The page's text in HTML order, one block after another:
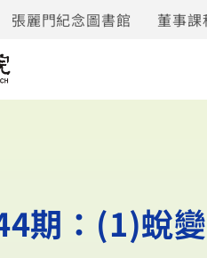
張麗門紀念圖書館 董事課
期：(1)蛻